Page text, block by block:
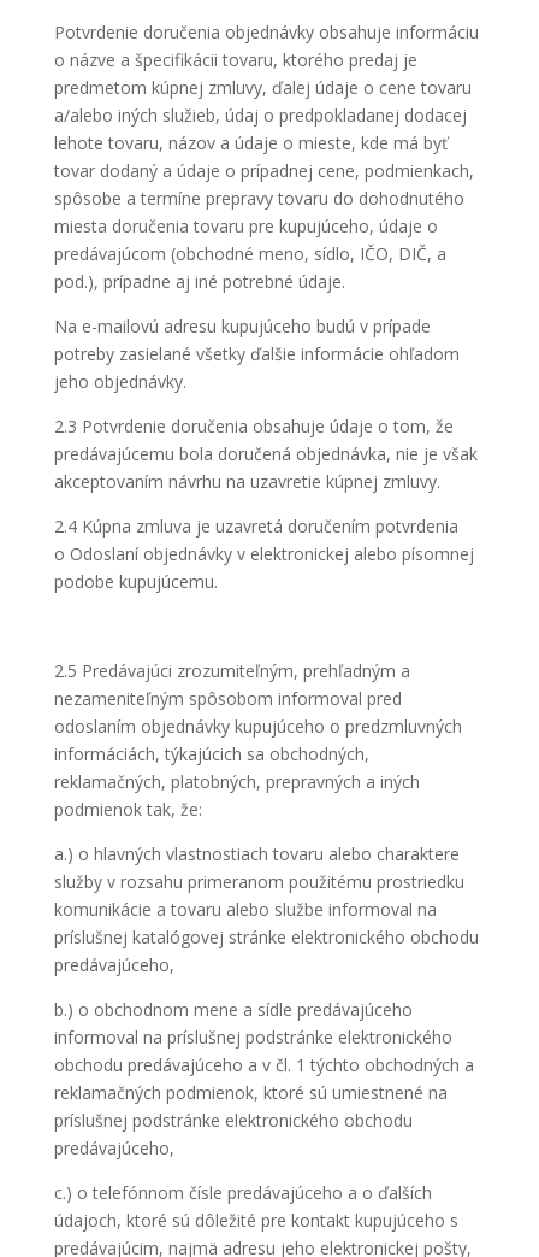
Potvrdenie doručenia objednávky obsahuje informáciu
o názve a špecifikácii tovaru, ktorého predaj je
predmetom kúpnej zmluvy, ďalej údaje o cene tovaru
a/alebo iných služieb, údaj o predpokladanej dodacej
lehote tovaru, názov a údaje o mieste, kde má byť
tovar dodaný a údaje o prípadnej cene, podmienkach,
spôsobe a termíne prepravy tovaru do dohodnutého
miesta doručenia tovaru pre kupujúceho, údaje o
predávajúcom (obchodné meno, sídlo, IČO, DIČ, a
pod.), prípadne aj iné potrebné údaje.
Na e-mailovú adresu kupujúceho budú v prípade
potreby zasielané všetky ďalšie informácie ohľadom
jeho objednávky.
2.3 Potvrdenie doručenia obsahuje údaje o tom, že
predávajúcemu bola doručená objednávka, nie je však
akceptovaním návrhu na uzavretie kúpnej zmluvy.
2.4 Kúpna zmluva je uzavretá doručením potvrdenia
o Odoslaní objednávky v elektronickej alebo písomnej
podobe kupujúcemu.
2.5 Predávajúci zrozumiteľným, prehľadným a
nezameniteľným spôsobom informoval pred
odoslaním objednávky kupujúceho o predzmluvných
informáciách, týkajúcich sa obchodných,
reklamačných, platobných, prepravných a iných
podmienok tak, že:
a.) o hlavných vlastnostiach tovaru alebo charaktere
služby v rozsahu primeranom použitému prostriedku
komunikácie a tovaru alebo službe informoval na
príslušnej katalógovej stránke elektronického obchodu
predávajúceho,
b.) o obchodnom mene a sídle predávajúceho
informoval na príslušnej podstránke elektronického
obchodu predávajúceho a v čl. 1 týchto obchodných a
reklamačných podmienok, ktoré sú umiestnené na
príslušnej podstránke elektronického obchodu
predávajúceho,
c.) o telefónnom čísle predávajúceho a o ďalších
údajoch, ktoré sú dôležité pre kontakt kupujúceho s
predávajúcim, najmä adresu jeho elektronickej pošty,